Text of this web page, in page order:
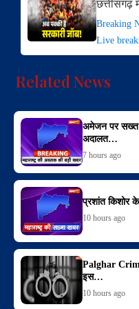
छत्तीसगढ़
Breaking
Live
Related News
अमेजन पर सख्त
अदालत…
7 hours ago
प्रशांत किशोर
10 hours ago
Palghar
इस…
10 hours ago